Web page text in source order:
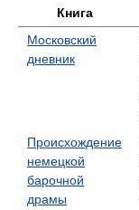
Книга
Московский
дневник
Происхождение
немецкой
барочной
драмы